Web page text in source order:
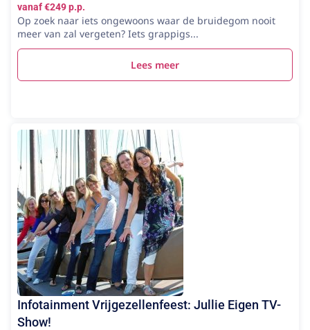
vanaf €249 p.p.
Op zoek naar iets ongewoons waar de bruidegom nooit
meer van zal vergeten? Iets grappigs...
Lees meer
Infotainment Vrijgezellenfeest: Jullie Eigen TV-
Show!